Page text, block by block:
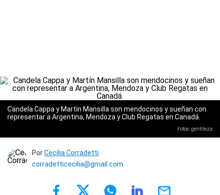
Candela Cappa y Martín Mansilla son mendocinos y sueñan con
representar a Argentina, Mendoza y Club Regatas en Canadá.
Fotos: gentileza
PorCecilia Corradetti
corradetticecilia@gmail.com